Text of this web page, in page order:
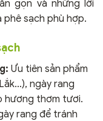
gọn và những lời
sạch phù hợp.
Ưu tiên sản phẩm
ngày rang
hương thơm tươi.
rang để tránh